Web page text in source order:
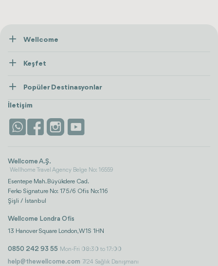
Wellcome
İletişim
Keşfet
Wellness
Konaklama
Life Platform
Popüler Destinasyonlar
Tümünü Gör
İstanbul
İletişim
Wellcome A.Ş.
Wellhome Travel Agency Belge No: 16559
Esentepe Mah. Büyükdere Cad.
Ferko Signature No: 175/6 Ofis No:116
Şişli / İstanbul
Wellcome Londra Ofis
13 Hanover Square London, W1S 1HN
0850 242 93 55 Mon-Fri 08:30 to 17:00
help@thewellcome.com 7/24 Sağlık Danışmanı